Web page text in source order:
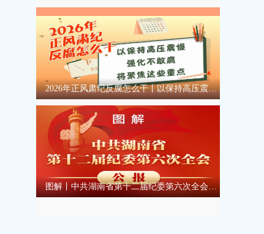
2026年正风肃纪反腐怎么干丨以保持高压震慑强化不敢腐将聚焦这些重点
图解丨中共湖南省第十二届纪委第六次全会公报